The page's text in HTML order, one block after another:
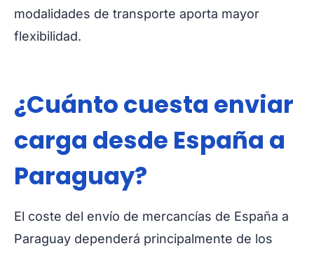
modalidades de transporte aporta mayor
flexibilidad.
¿Cuánto cuesta enviar
carga desde España a
Paraguay?
El coste del envío de mercancías de España a
Paraguay dependerá principalmente de los